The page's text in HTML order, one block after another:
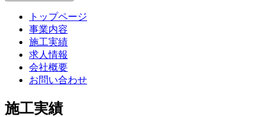
トップページ
事業内容
施工実績
求人情報
会社概要
お問い合わせ
施工実績